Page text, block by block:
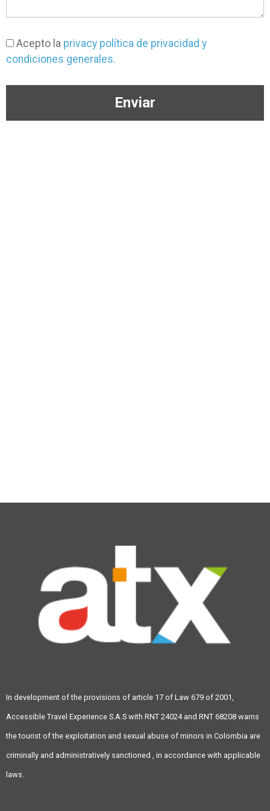
Acepto la privacy política de privacidad y
condiciones generales.
Enviar
In development of the provisions of article 17 of Law 679 of 2001,
Accessible Travel Experience S.A.S with RNT 24024 and RNT 68208 warns
the tourist of the exploitation and sexual abuse of minors in Colombia are
criminally and administratively sanctioned , in accordance with applicable
laws.